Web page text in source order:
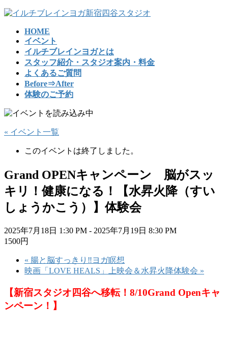
コ
プ
ナ
動
HOME
イベント
イルチブレインヨガとは
スタッフ紹介・スタジオ案内・料金
よくあるご質問
Before⇒After
体験のご予約
« イベント一覧
このイベントは終了しました。
Grand OPENキャンペーン 脳がスッ
キリ！健康になる！【水昇火降（すい
しょうかこう）】体験会
2025年7月18日 1:30 PM - 2025年7月19日 8:30 PM
1500円
« 腸と脳すっきり‼ヨガ瞑想
映画「LOVE HEALS」上映会＆水昇火降体験会 »
【新宿スタジオ四谷へ移転！8/10Grand Openキャ
ンペーン！】